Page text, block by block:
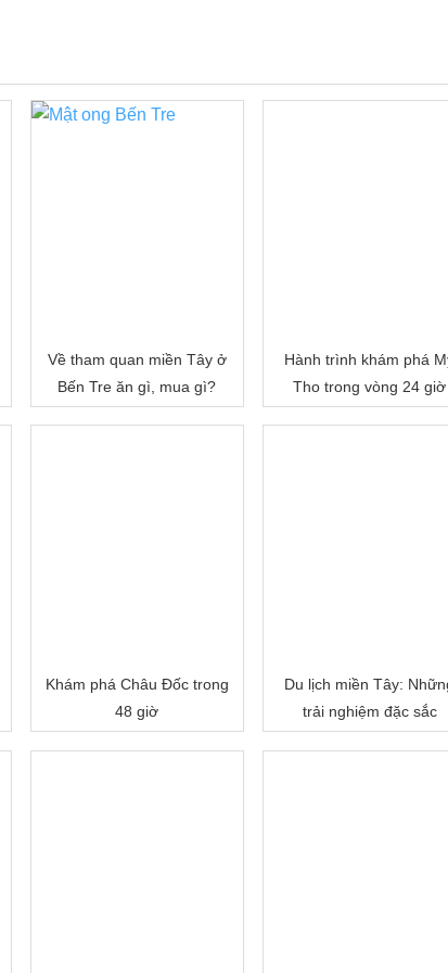
Về tham quan miền Tây ở
Bến Tre ăn gì, mua gì?
Hành trình khám phá
Tho trong vòng 24 giờ
Khám phá Châu Đốc trong
48 giờ
Du lịch miền Tây:
trải nghiệm đặc sắc